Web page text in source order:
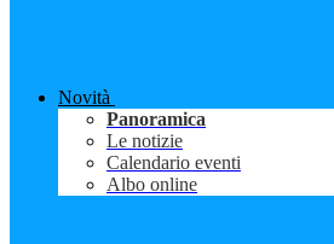
Novità
Panoramica
Le notizie
Calendario eventi
Albo online